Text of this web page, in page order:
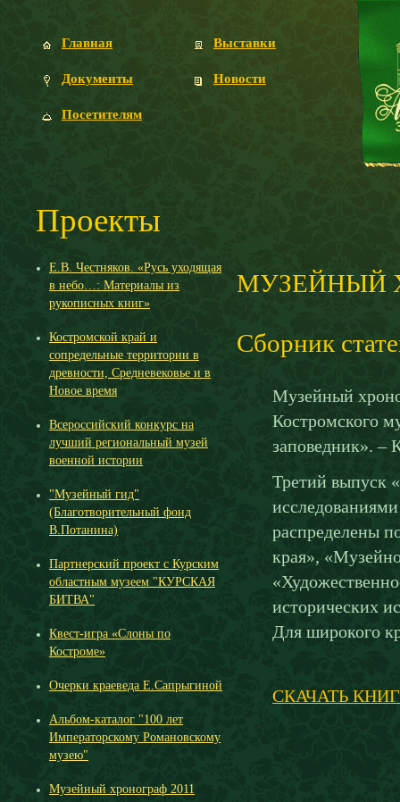
Главная
Документы
Посетителям
Выставки
Новости
Проекты
Е.В. Честняков. «Русь уходящая
в небо…: Материалы из
рукописных книг»
Костромской край и
сопредельные территории в
древности, Средневековье и в
Новое время
Всероссийский конкурс на
лучший региональный музей
военной истории
"Музейный гид"
(Благотворительный фонд
В.Потанина)
Партнерский проект с Курским
областным музеем "КУРСКАЯ
БИТВА"
Квест-игра «Слоны по
Костроме»
Очерки краеведа Е.Сапрыгиной
Альбом-каталог "100 лет
Императорскому Романовскому
музею"
Музейный хронограф 2011
МУЗЕЙНЫЙ
Сборник
Музейный
Костромского
заповедник». –
Третий выпуск
распределены
края»,
исторических
Для широкого
СКАЧАТЬ